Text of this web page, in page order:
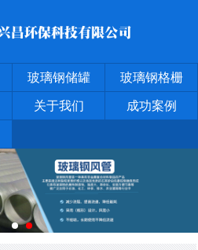
玻璃钢储罐 玻璃钢格栅
关于我们 成功案例